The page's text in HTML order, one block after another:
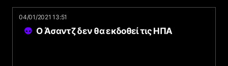
04/01/2021 13:51
O Άσαντζ δεν θα εκδοθεί τις ΗΠΑ